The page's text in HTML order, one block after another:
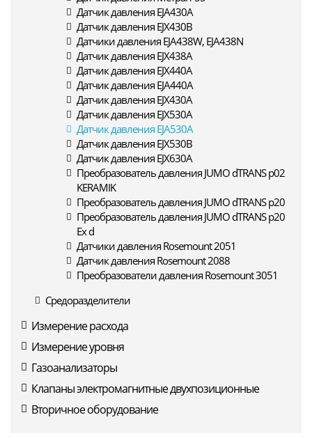
Датчик давления EJA430A
Датчик давления EJX430B
Датчики давления EJA438W, EJA438N
Датчик давления EJX438A
Датчик давления EJX440A
Датчик давления EJA440A
Датчик давления EJX430A
Датчик давления EJX530A
Датчик давления EJA530A
Датчик давления EJX530B
Датчик давления EJX630A
Преобразователь давления JUMO dTRANS p02
KERAMIK
Преобразователь давления JUMO dTRANS p20
Преобразователь давления JUMO dTRANS p20
Ex d
Датчики давления Rosemount 2051
Датчик давления Rosemount 2088
Преобразователи давления Rosemount 3051
Средоразделители
Измерение расхода
Измерение уровня
Газоанализаторы
Клапаны электромагнитные двухпозиционные
Вторичное оборудование